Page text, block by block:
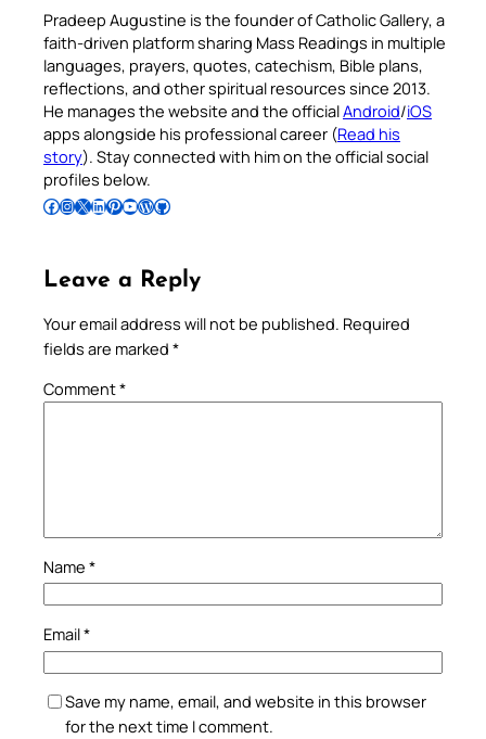
Pradeep Augustine is the founder of Catholic Gallery, a
faith-driven platform sharing Mass Readings in multiple
languages, prayers, quotes, catechism, Bible plans,
reflections, and other spiritual resources since 2013.
He manages the website and the officialAndroid/iOS
apps alongside his professional career (Read his
story). Stay connected with him on the official social
profiles below.
Follow Pradeep on Facebook Follow Pradeep on InstagramFollow Pradeep on X Follow Pradeep on LinkedIn Follow Pradeep on Pinterest Subscribe to Pradeep’s Youtube Channel Follow Pradeep on WordPress Follow Pradeep on GitHub
Leave a Reply
Your email address will not be published. Required
fields are marked *
Comment*
Name *
Email*
Save my name, email, and website in this browser
for the next time I comment.